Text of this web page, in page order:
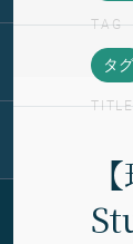
TAG
タグ
TITLE